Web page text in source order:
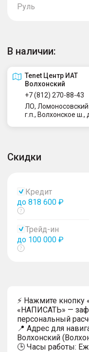
Руль
В наличии:
Tenet Центр ИАТ
Волхонский
+7 (812) 270-88-43
ЛО,
г.п., Волхонское ш.,
Скидки
Кредит
до 818 600 ₽
Показать
Трейд-ин
до 100 000 ₽
Показать
⚡ Нажмите
«НАПИСАТЬ» —
персональный
📍 Адрес для
Волхонский
🕒 Часы работы: